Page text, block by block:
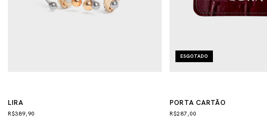
LIRA
R$389,90
ESGOTADO
PORTA CARTÃO
R$287,00